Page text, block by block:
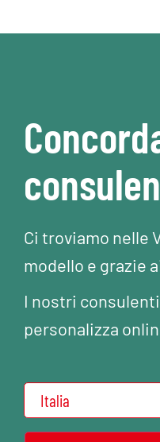
Ci troviamo nelle
modello e grazie
I nostri
personalizza